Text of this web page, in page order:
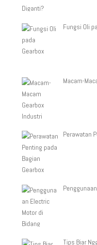
Fungsi Oli
Macam-
Perawatan
Tips Biar